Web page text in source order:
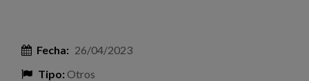
Formación
Fecha: 26/04/2023
Tipo:Otros